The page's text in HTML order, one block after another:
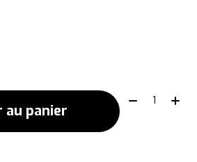
panier
Quantité: